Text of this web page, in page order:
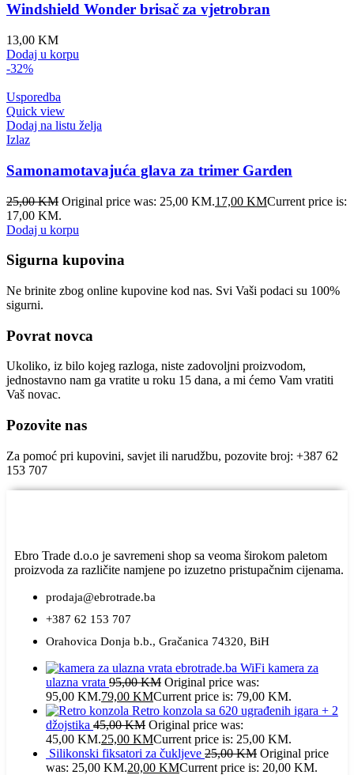
Windshield Wonder brisač za vjetrobran
13,00 KM
Dodaj u korpu
-32%
Usporedba
Quick view
Dodaj na listu želja
Izlaz
Samonamotavajuća glava za trimer Garden
25,00KM Original price was: 25,00 KM.17,00 KMCurrent price is:
17,00 KM.
Dodaj u korpu
Sigurna kupovina
Ne brinite zbog online kupovine kod nas. Svi Vaši podaci su 100%
sigurni.
Povrat novca
Ukoliko, iz bilo kojeg razloga, niste zadovoljni proizvodom,
jednostavno nam ga vratite u roku 15 dana, a mi ćemo Vam vratiti
Vaš novac.
Pozovite nas
Za pomoć pri kupovini, savjet ili narudžbu, pozovite broj: +387 62
153 707
Ebro Trade d.o.o je savremeni shop sa veoma širokom paletom
proizvoda za različite namjene po izuzetno pristupačnim cijenama.
prodaja@ebrotrade.ba
+387 62 153 707
Orahovica Donja b.b., Gračanica 74320, BiH
WiFi kamera za
ulazna vrata 95,00KM Original price was:
95,00 KM.79,00 KMCurrent price is: 79,00 KM.
Retro konzola sa 620 ugrađenih igara + 2
džojstika 45,00KM Original price was:
45,00 KM.25,00 KMCurrent price is: 25,00 KM.
Silikonski fiksatori za čukljeve 25,00KM Original price
was: 25,00 KM.20,00 KMCurrent price is: 20,00 KM.